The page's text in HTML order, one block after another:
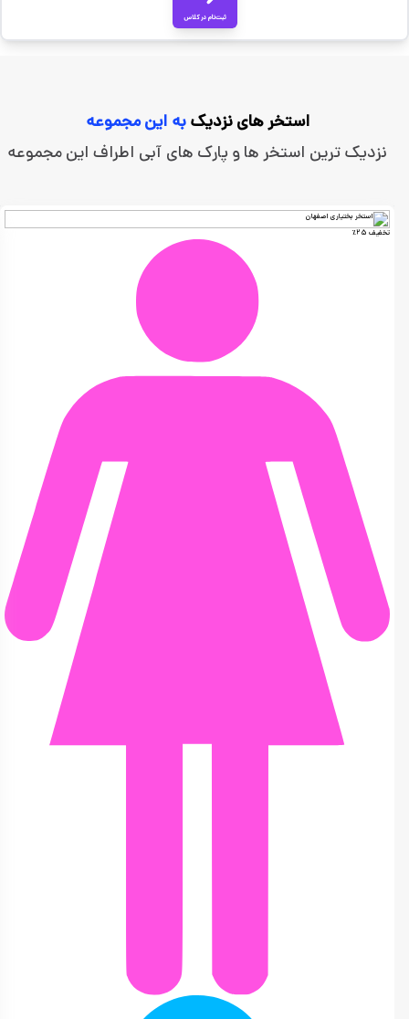
ثبت‌نام در کلاس
استخر های نزدیکبه این مجموعه
نزدیک ترین استخر ها و پارک های آبی اطراف این مجموعه
تخفیف 25٪